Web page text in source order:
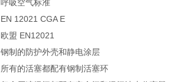
呼吸空气标准
EN 12021 CGA E
欧盟 EN12021
钢制的防护外壳和静电涂层
所有的活塞都配有钢制活塞环